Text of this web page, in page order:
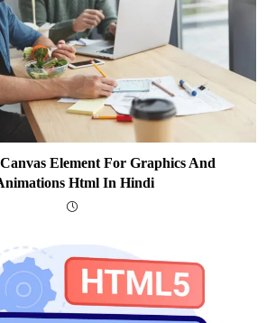
Element For Graphics And
Html In Hindi